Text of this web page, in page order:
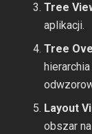
Tree
aplikacji.
Tree
Layout
obszar